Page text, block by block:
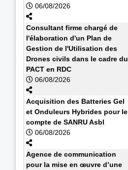
06/08/2026
Consultant firme chargé de
l'élaboration d'un Plan de
Gestion de l'Utilisation des
Drones civils dans le cadre du
PACT en RDC
06/08/2026
Acquisition des Batteries Gel
et Onduleurs Hybrides pour le
compte de SANRU Asbl
06/08/2026
Agence de communication
pour la mise en œuvre d’une